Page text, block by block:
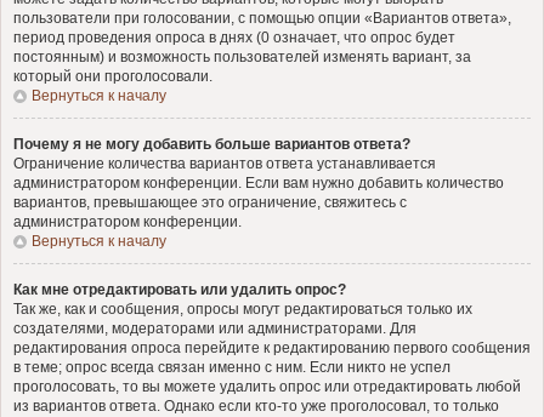
пользователи при голосовании, с помощью опции «Вариантов ответа»,
период проведения опроса в днях (0 означает, что опрос будет
постоянным) и возможность пользователей изменять вариант, за
который они проголосовали.
Вернуться к началу
Почему я не могу добавить больше вариантов ответа?
Ограничение количества вариантов ответа устанавливается
администратором конференции. Если вам нужно добавить количество
вариантов, превышающее это ограничение, свяжитесь с
администратором конференции.
Вернуться к началу
Как мне отредактировать или удалить опрос?
Так же, как и сообщения, опросы могут редактироваться только их
создателями, модераторами или администраторами. Для
редактирования опроса перейдите к редактированию первого сообщения
в теме; опрос всегда связан именно с ним. Если никто не успел
проголосовать, то вы можете удалить опрос или отредактировать любой
из вариантов ответа. Однако если кто-то уже проголосовал, то только